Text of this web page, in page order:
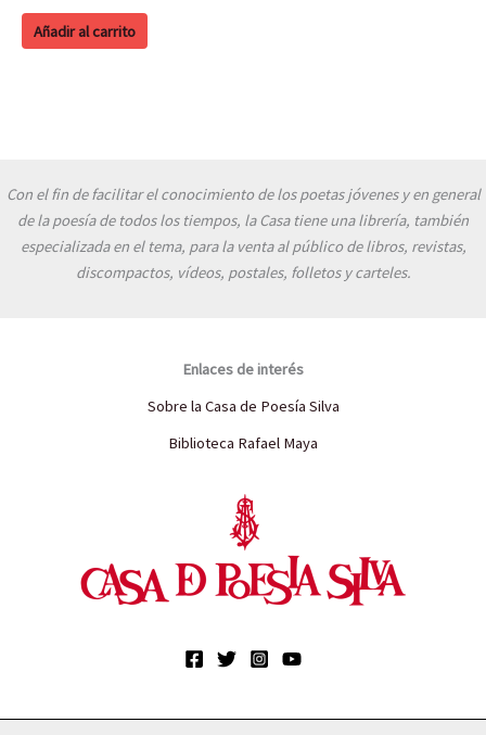
was:
is:
$ 15.000.
Añadir al carrito
Con el fin de facilitar el conocimiento de los poetas jóvenes y en general
de la poesía de todos los tiempos, la Casa tiene una librería, también
especializada en el tema, para la venta al público de libros, revistas,
discompactos, vídeos, postales, folletos y carteles.
Enlaces de interés
Sobre la Casa de Poesía Silva
Biblioteca Rafael Maya